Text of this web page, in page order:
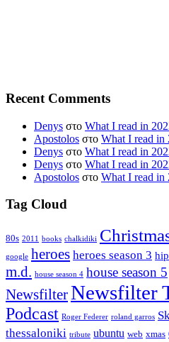
Recent Comments
Denys στο What I read in
Apostolos στο What I read in
Denys στο What I read in
Denys στο What I read in
Apostolos στο What I read in
Tag Cloud
80s 2011 books chalkidiki
google heroes heroes season 3
m.d. house season 4 house season 5
NewsfilterNewsfilter
Podcast Roger Federer roland garros
thessaloniki tribute ubuntu web xmas